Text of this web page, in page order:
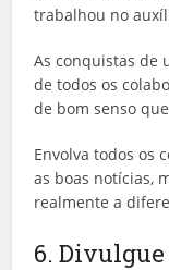
trabalhou no
As conquistas de
de todos os
de bom senso
Envolva todos os
as boas notícias,
realmente a
6.